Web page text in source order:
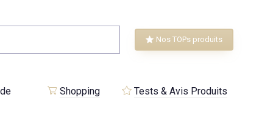
Nos TOPs produits
Shopping Tests & Avis Produits